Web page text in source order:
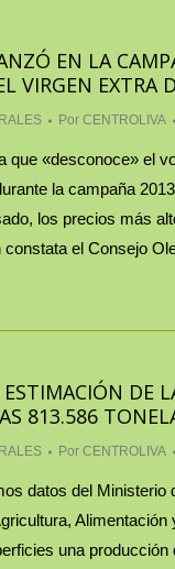
EN LA
VIRGEN EXTRA
Por CENTROLIVA
que «desconoce» el
la campaña
los precios más
constata el Consejo
DE
813.586
Por CENTROLIVA
datos del Ministerio
una